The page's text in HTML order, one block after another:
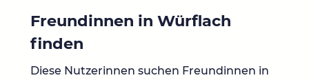
Freundinnen in Würflach
finden
Diese Nutzerinnen suchen Freundinnen in